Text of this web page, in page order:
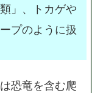
」、トカゲや
プのように扱
恐竜を含む爬